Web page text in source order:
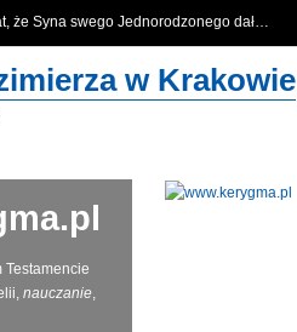
że Syna swego Jednorodzonego dał…
w Krakowie
Testamencie
nauczanie,